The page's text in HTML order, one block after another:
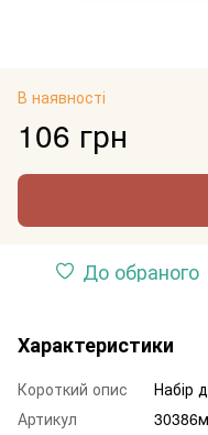
В наявності
106 грн
До обраного
Характеристики
Короткий опис
Набір
Артикул
30386м